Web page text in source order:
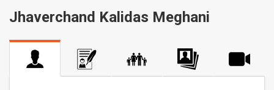
Jhaverchand Kalidas Meghani